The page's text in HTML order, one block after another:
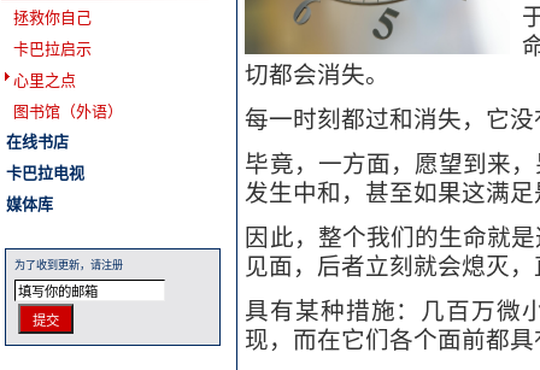
切都会消失。
每一时刻都过和消失，它
毕竟，一方面，愿望到来
发生中和，甚至如果这满
因此，整个我们的生命就
见面，后者立刻就会熄灭
具有某种措施：几百万微
现，而在它们各个面前都
拯救你自己
卡巴拉启示
心里之点
图书馆（外语）
在线书店
卡巴拉电视
媒体库
为了收到更新，请注册